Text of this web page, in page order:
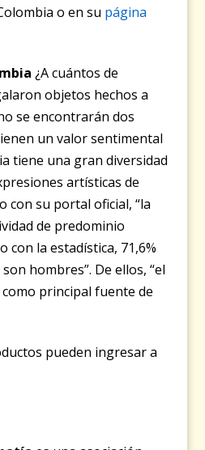
o en su página
¿A cuántos de
objetos hechos a
se encontrarán dos
un valor sentimental
tiene una gran diversidad
artísticas de
con su portal oficial, “la
de predominio
con la estadística, 71,6%
hombres”. De ellos, “el
principal fuente de
pueden ingresar a